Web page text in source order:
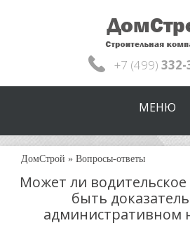
+7 (499) 332-
МЕНЮ
ДомСтрой » Вопросы-ответы
Может ли
быть
административном